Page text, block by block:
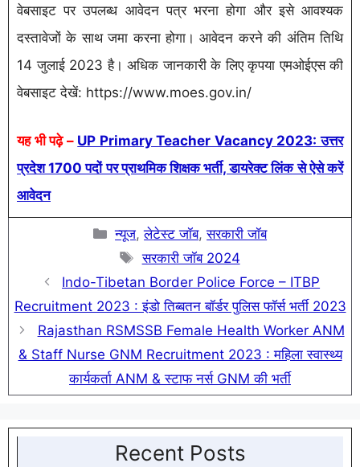
वेबसाइट पर उपलब्ध आवेदन पत्र भरना होगा और इसे आवश्यक
दस्तावेजों के साथ जमा करना होगा। आवेदन करने की अंतिम तिथि
14 जुलाई 2023 है। अधिक जानकारी के लिए कृपया एमओईएस की
वेबसाइट देखें: https://www.moes.gov.in/
यह भी पढ़े – UP Primary Teacher Vacancy 2023: उत्तर
प्रदेश 1700 पदों पर प्राथमिक शिक्षक भर्ती, डायरेक्ट लिंक से ऐसे करें
आवेदन
Categories
न्यूज,लेटेस्ट जॉब,सरकारी जॉब
Tags
सरकारी जॉब 2024
Indo-Tibetan Border Police Force – ITBP
Recruitment 2023 : इंडो तिब्बतन बॉर्डर पुलिस फाॅर्स भर्ती 2023
Rajasthan RSMSSB Female Health Worker ANM
& Staff Nurse GNM Recruitment 2023 : महिला स्वास्थ्य
कार्यकर्ता ANM & स्टाफ नर्स GNM की भर्ती
Recent Posts